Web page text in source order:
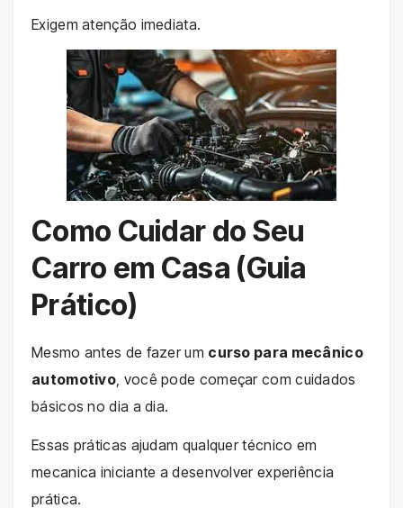
Exigem atenção imediata.
Como Cuidar do Seu
Carro em Casa (Guia
Prático)
Mesmo antes de fazer um curso para mecânico
automotivo, você pode começar com cuidados
básicos no dia a dia.
Essas práticas ajudam qualquer técnico em
mecanica iniciante a desenvolver experiência
prática.